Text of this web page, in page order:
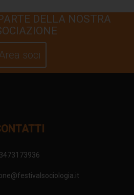
DELLA NOSTRA
soci
3473173936